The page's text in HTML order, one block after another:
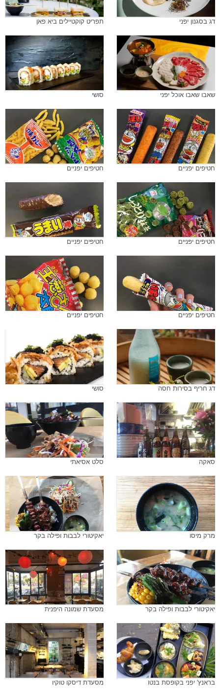
דג בסגנון יפני תפריט קוקטיילים ביא פאן
שאבו שאבו אוכל יפני סושי
חטיפים יפניים חטיפים יפניים
חטיפים יפניים חטיפים יפניים
חטיפים יפניים חטיפים יפניים
דג חריף בסירות חסה סושי
סאקה סלט אסיאתי
מרק מיסו יאקיטורי לבבות ופילה בקר
יאקיטורי לבבות ופילה בקר מסעדת שמונה היפנית
בראנץ' יפני בקופסת בנטו מסעדת דיסקו טוקיו